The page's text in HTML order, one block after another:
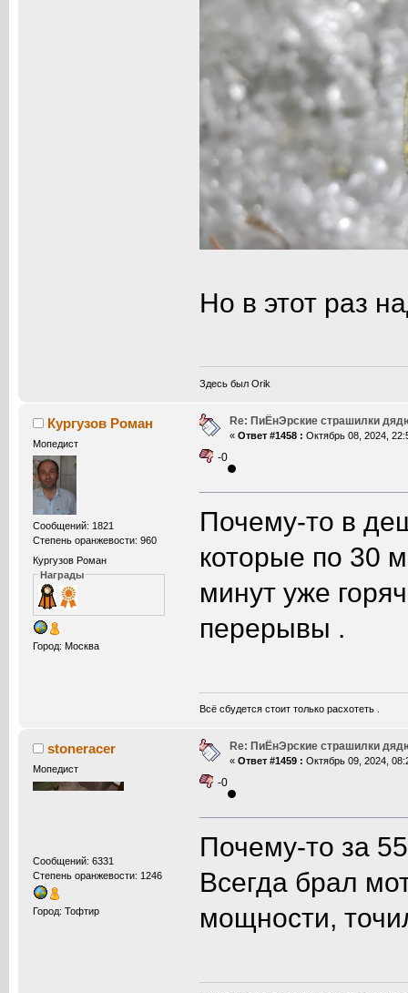
Но в этот раз
Здесь был Orik
Кургузов Роман
Мопедист
Сообщений: 1821
Степень оранжевости: 960
Кургузов Роман
Награды
Город: Москва
Re: ПиЁнЭрские страшилки
« Ответ #1458 : Октябрь 08, 2024,
-0
Почему-то в
которые по 30
минут уже
перерывы .
Всё сбудется стоит только расхотеть .
stoneracer
Мопедист
Сообщений: 6331
Степень оранжевости: 1246
Город: Тофтир
Re: ПиЁнЭрские страшилки
« Ответ #1459 : Октябрь 09, 2024,
-0
Почему-то за
Всегда брал
мощности,